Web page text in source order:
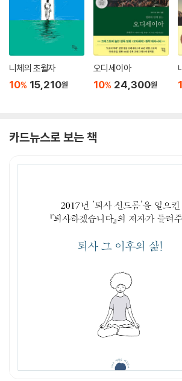
니체의 초월자
10% 15,210원
오디세이아
10% 24,300원
카드뉴스로 보는 책